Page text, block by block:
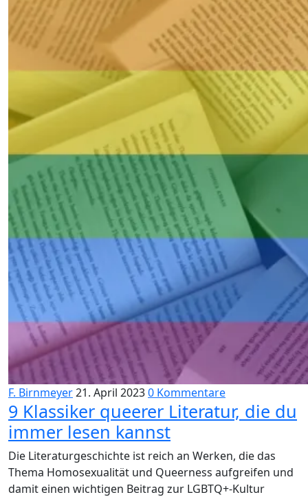
F. Birnmeyer21. April 20230 Kommentare
9 Klassiker queerer Literatur, die du
immer lesen kannst
Die Literaturgeschichte ist reich an Werken, die das
Thema Homosexualität und Queerness aufgreifen und
damit einen wichtigen Beitrag zur LGBTQ+-Kultur